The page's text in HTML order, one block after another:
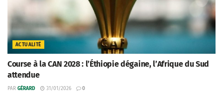
ACTUALITÉ
Course à la CAN 2028 : l’Éthiopie dégaine, l’Afrique du Sud
attendue
PAR GÉRARD 31/01/2026 0